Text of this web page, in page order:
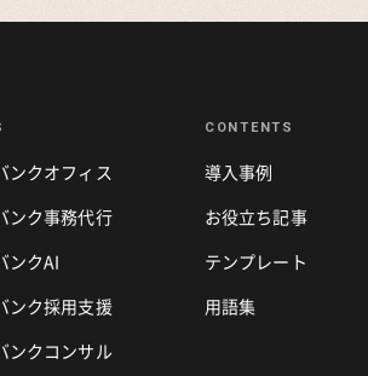
ンクオフィス
ンク事務代行
ンクAI
ンク採用支援
ンクコンサル
CONTENTS
導入事例
お役立ち記事
テンプレート
用語集